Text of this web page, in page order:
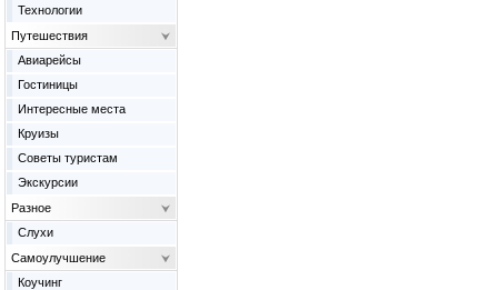
Технологии
Путешествия
Авиарейсы
Гостиницы
Интересные места
Круизы
Советы туристам
Экскурсии
Разное
Слухи
Самоулучшение
Коучинг